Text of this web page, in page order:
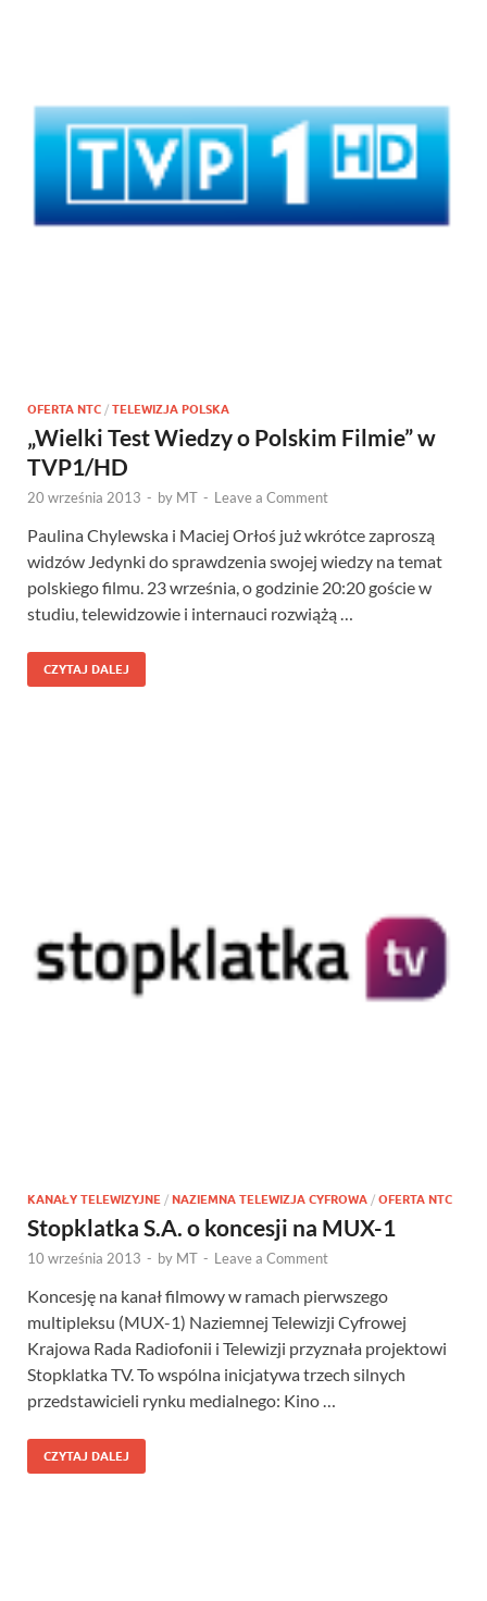
OFERTA NTC / TELEWIZJA POLSKA
„Wielki Test Wiedzy o Polskim Filmie” w
TVP1/HD
20 września 2013 - by MT - Leave a Comment
Paulina Chylewska i Maciej Orłoś już wkrótce zaproszą
widzów Jedynki do sprawdzenia swojej wiedzy na temat
polskiego filmu. 23 września, o godzinie 20:20 goście w
studiu, telewidzowie i internauci rozwiążą …
CZYTAJ DALEJ
KANAŁY TELEWIZYJNE / NAZIEMNA TELEWIZJA CYFROWA / OFERTA NTC
Stopklatka S.A. o koncesji na MUX-1
10 września 2013 - by MT - Leave a Comment
Koncesję na kanał filmowy w ramach pierwszego
multipleksu (MUX-1) Naziemnej Telewizji Cyfrowej
Krajowa Rada Radiofonii i Telewizji przyznała projektowi
Stopklatka TV. To wspólna inicjatywa trzech silnych
przedstawicieli rynku medialnego: Kino …
CZYTAJ DALEJ